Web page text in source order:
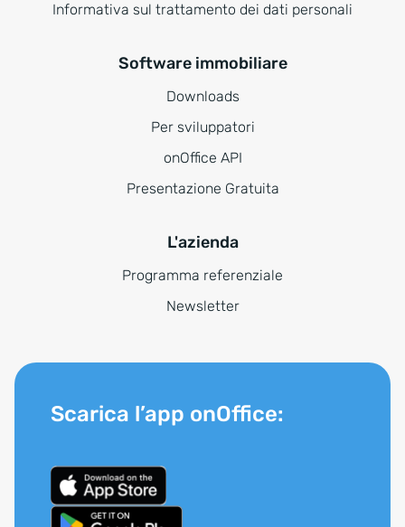
Informativa sul trattamento dei dati personali
Software immobiliare
Downloads
Per sviluppatori
onOffice API
Presentazione Gratuita
L'azienda
Programma referenziale
Newsletter
Scarica l’app onOffice: